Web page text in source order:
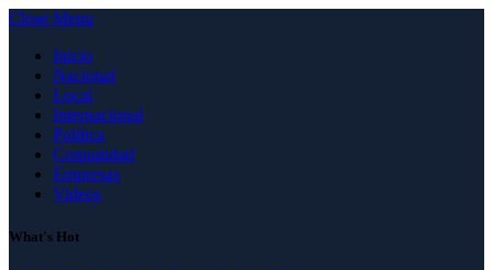
Close Menu
Inicio
Nacional
Local
Internacional
Política
Comunidad
Empresas
Videos
What's Hot